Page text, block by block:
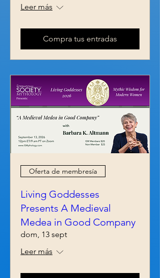
Leer más
Compra tus entradas
Oferta de membresía
Living Goddesses
Presents A Medieval
Medea in Good Company
dom, 13 sept
Leer más